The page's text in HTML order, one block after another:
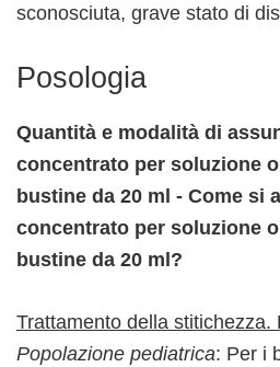
sconosciuta, grave stato di
Posologia
Quantità e modalità di
concentrato per soluzione
bustine da 20 ml - Come si
concentrato per soluzione
bustine da 20 ml?
Trattamento della stitichezza.
Popolazione pediatrica: Per i